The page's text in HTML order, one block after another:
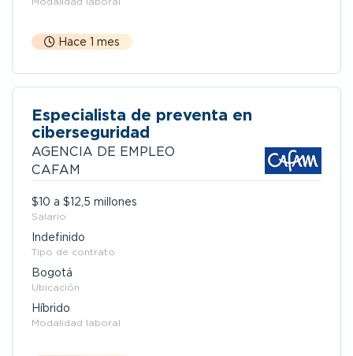
Hace 1 mes
Especialista de preventa en
ciberseguridad
AGENCIA DE EMPLEO
CAFAM
$10 a $12,5 millones
Salario
Indefinido
Tipo de contrato
Bogotá
Ubicación
Híbrido
Modalidad laboral